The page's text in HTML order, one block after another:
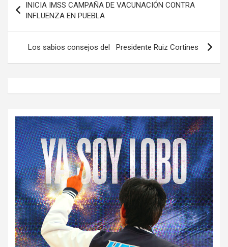
de
entradas
INICIA IMSS CAMPAÑA DE VACUNACIÓN CONTRA
INFLUENZA EN PUEBLA
Los sabios consejos del Presidente Ruiz Cortines